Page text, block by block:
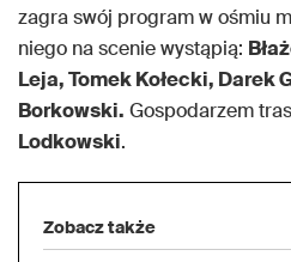
zagra swój program w ośmiu
niego na scenie wystąpią:
Leja, Tomek Kołecki, Darek
Borkowski. Gospodarzem
Lodkowski.
Zobacz także